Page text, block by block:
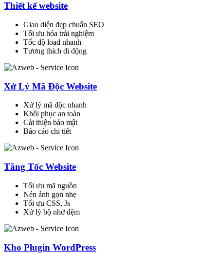
Thiết kế website
Giao diện đẹp chuẩn SEO
Tối ưu hóa trải nghiệm
Tốc độ load nhanh
Tương thích di động
Xử Lý Mã Độc Website
Xử lý mã độc nhanh
Khôi phục an toàn
Cải thiện bảo mật
Báo cáo chi tiết
Tăng Tốc Website
Tối ưu mã nguồn
Nén ảnh gọn nhẹ
Tối ưu CSS, Js
Xử lý bộ nhớ đệm
Kho Plugin WordPress